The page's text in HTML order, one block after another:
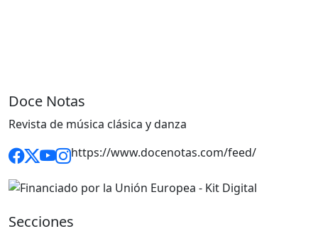
Doce Notas
Revista de música clásica y danza
https://www.docenotas.com/feed/
Secciones